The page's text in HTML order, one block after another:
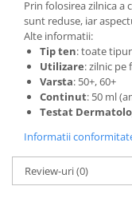
Prin folosirea zilnica a
sunt reduse, iar
Alte informatii:
Tip ten: toate
Utilizare: zilnic pe
Varsta: 50+, 60+
Continut: 50 ml
Testat
Informatii
Review-uri(0)